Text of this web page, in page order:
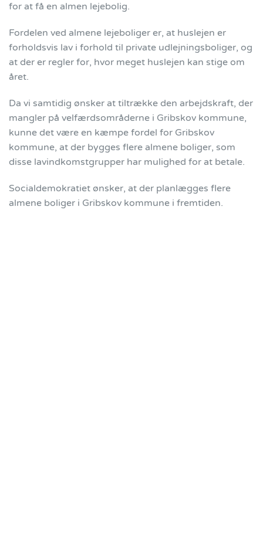
for at få en almen lejebolig.
Fordelen ved almene lejeboliger er, at huslejen er
forholdsvis lav i forhold til private udlejningsboliger, og
at der er regler for, hvor meget huslejen kan stige om
året.
Da vi samtidig ønsker at tiltrække den arbejdskraft, der
mangler på velfærdsområderne i Gribskov kommune,
kunne det være en kæmpe fordel for Gribskov
kommune, at der bygges flere almene boliger, som
disse lavindkomstgrupper har mulighed for at betale.
Socialdemokratiet ønsker, at der planlægges flere
almene boliger i Gribskov kommune i fremtiden.